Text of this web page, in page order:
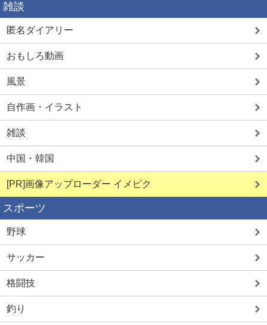
雑談
匿名ダイアリー
おもしろ動画
風景
自作画・イラスト
雑談
中国・韓国
[PR]画像アップローダー イメピク
スポーツ
野球
サッカー
格闘技
釣り